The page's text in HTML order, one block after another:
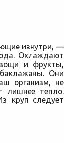
изнутри, —
Охлаждают
и фрукты,
Они
организм, не
лишнее тепло.
круп следует